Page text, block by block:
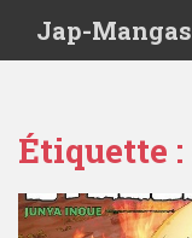
Jap-Mangas
Étiquette :